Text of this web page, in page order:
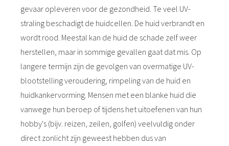
gevaar opleveren voor de gezondheid. Te veel UV-
straling beschadigt de huidcellen. De huid verbrandt en
wordt rood. Meestal kan de huid de schade zelf weer
herstellen, maar in sommige gevallen gaat dat mis. Op
langere termijn zijn de gevolgen van overmatige UV-
blootstelling veroudering, rimpeling van de huid en
huidkankervorming. Mensen met een blanke huid die
vanwege hun beroep of tijdens het uitoefenen van hun
hobby's (bijv. reizen, zeilen, golfen) veelvuldig onder
direct zonlicht zijn geweest hebben dus van